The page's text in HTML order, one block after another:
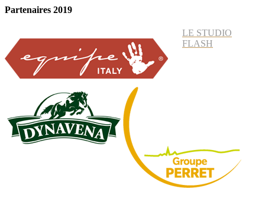
Partenaires 2019
LE STUDIO
FLASH